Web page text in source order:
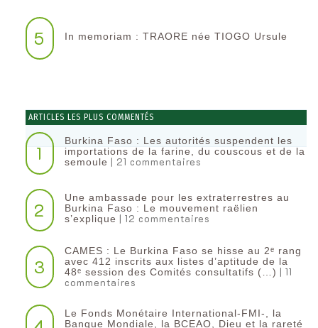
5 In memoriam : TRAORE née TIOGO Ursule
ARTICLES LES PLUS COMMENTÉS
1
Burkina Faso : Les autorités suspendent les
importations de la farine, du couscous et de la
semoule | 21 commentaires
2
Une ambassade pour les extraterrestres au
Burkina Faso : Le mouvement raëlien
s’explique | 12 commentaires
3
CAMES : Le Burkina Faso se hisse au 2ᵉ rang
avec 412 inscrits aux listes d’aptitude de la
48ᵉ session des Comités consultatifs (…) | 11
commentaires
Le Fonds Monétaire International-FMI-, la
Banque Mondiale, la BCEAO, Dieu et la rareté